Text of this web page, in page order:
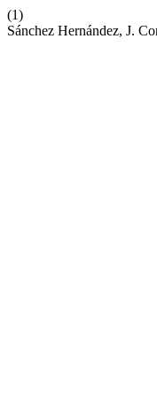
(1)
Sánchez Hernández, J.